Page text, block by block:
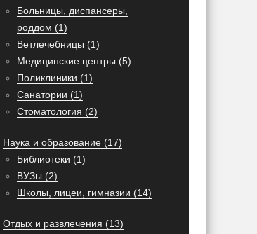
Больницы, диспансеры,
роддом (1)
Ветлечебницы (1)
Медицинские центры (5)
Поликлиники (1)
Санатории (1)
Стоматология (2)
Наука и образование (17)
Библиотеки (1)
ВУЗы (2)
Школы, лицеи, гимназии (14)
Отдых и развлечения (13)